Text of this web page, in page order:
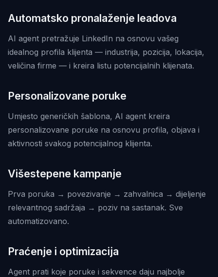
Automatsko pronalaženje leadova
AI agent pretražuje LinkedIn na osnovu vašeg
idealnog profila klijenta — industrija, pozicija, lokacija,
veličina firme — i kreira listu potencijalnih klijenata.
Personalizovane poruke
Umjesto generičkih šablona, AI agent kreira
personalizovane poruke na osnovu profila, objava i
aktivnosti svakog potencijalnog klijenta.
Višestepene kampanje
Prva poruka → povezivanje → zahvalnica → dijeljenje
relevantnog sadržaja → poziv na sastanak. Sve
automatizovano.
Praćenje i optimizacija
Agent prati koje poruke i sekvence daju najbolje